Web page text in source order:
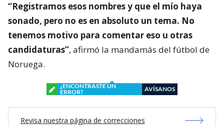
“Registramos esos nombres y que el mío haya
sonado, pero no es en absoluto un tema. No
tenemos motivo para comentar eso u otras
candidaturas”, afirmó la mandamás del fútbol de
Noruega.
¿ENCONTRASTE UN
ERROR?
AVÍSANOS
Revisa nuestra página de correcciones